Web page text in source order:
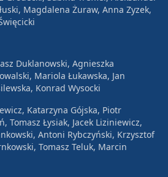
Magdalena Żuraw, Anna Zyzek,
Duklanowski, Agnieszka
Mariola Łukawska, Jan
Konrad Wysocki
Katarzyna Gójska, Piotr
Tomasz Łysiak, Jacek Liziniewicz,
Antoni Rybczyński, Krzysztof
Tomasz Teluk, Marcin